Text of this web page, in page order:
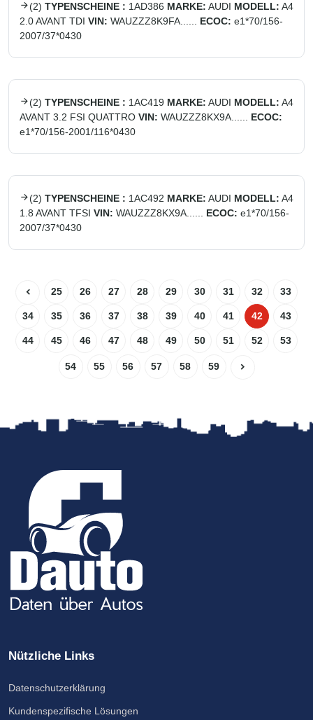
(2) TYPENSCHEINE : 1AD386 MARKE: AUDI MODELL: A4
2.0 AVANT TDI VIN: WAUZZZ8K9FA...... ECOC: e1*70/156-
2007/37*0430
(2) TYPENSCHEINE : 1AC419 MARKE: AUDI MODELL: A4
AVANT 3.2 FSI QUATTRO VIN: WAUZZZ8KX9A......
ECOC:
e1*70/156-2001/116*0430
(2) TYPENSCHEINE : 1AC492 MARKE: AUDI MODELL: A4
1.8 AVANT TFSI VIN: WAUZZZ8KX9A...... ECOC: e1*70/156-
2007/37*0430
25 26 27 28 29 30 31 32 33
34 35 36 37 38 39 40 41 42 43
44 45 46 47 48 49 50 51 52 53
54 55 56 57 58 59
Nützliche Links
Datenschutzerklärung
Kundenspezifische Lösungen